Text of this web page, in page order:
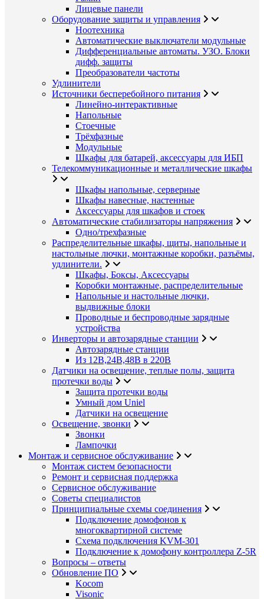
Лицевые панели
Оборудование защиты и управления
Ноотехника
Автоматические выключатели модульные
Дифференциальные автоматы. УЗО. Блоки
дифф. защиты
Преобразователи частоты
Удлинители
Источники бесперебойного питания
Линейно-интерактивные
Напольные
Стоечные
Трёхфазные
Модульные
Шкафы для батарей, аксессуары для ИБП
Телекоммуникационные и металлические шкафы
Шкафы напольные, серверные
Шкафы навесные, настенные
Аксессуары для шкафов и стоек
Автоматические стабилизаторы напряжения
Одно/трехфазные
Распределительные шкафы, щиты, напольные и
настольные лючки, монтажные коробки, разъёмы,
удлинители.
Шкафы, Боксы, Аксессуары
Коробки монтажные, распределительные
Напольные и настольные лючки,
выдвижные блоки
Проводные и беспроводные зарядные
устройства
Инверторы и автозарядные станции
Автозарядные станции
Из 12В,24В,48В в 220В
Датчики на освещение, теплые полы, защита
протечки воды
Защита протечки воды
Умный дом Uniel
Датчики на освещение
Освещение, звонки
Звонки
Лампочки
Монтаж и сервисное обслуживание
Монтаж систем безопасности
Ремонт и сервисная поддержка
Сервисное обслуживание
Советы специалистов
Принципиальные схемы соединения
Подключение домофонов к
многоквартирной системе
Схема подключения KVM-301
Подключение к домофону контроллера Z-5R
Вопросы – ответы
Обновление ПО
Kocom
Visonic